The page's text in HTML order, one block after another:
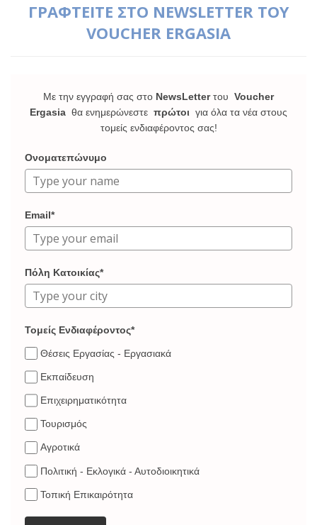
ΓΡΑΦΤΕΙΤΕ ΣΤΟ NEWSLETTER ΤΟΥ
VOUCHER ERGASIA
Με την εγγραφή σας στο NewsLetterτου Voucher
Ergasia θα ενημερώνεστε πρώτοι για όλα τα νέα στους
τομείς ενδιαφέροντος σας!
Ονοματεπώνυμο
Email*
Πόλη Κατοικίας*
Τομείς Ενδιαφέροντος*
Θέσεις Εργασίας - Εργασιακά
Εκπαίδευση
Επιχειρηματικότητα
Τουρισμός
Αγροτικά
Πολιτική - Εκλογικά - Αυτοδιοικητικά
Τοπική Επικαιρότητα